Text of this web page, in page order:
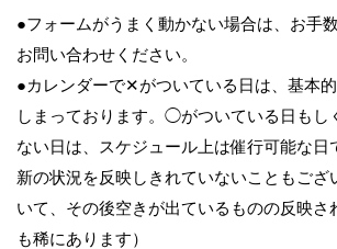
●フォームがうまく動かない場合は、お手
お問い合わせください。
●カレンダーで✕がついている日は、基本
しまっております。◯がついている日もし
ない日は、スケジュール上は催行可能な日
新の状況を反映しきれていないこともご
いて、その後空きが出ているものの反映さ
も稀にあります）